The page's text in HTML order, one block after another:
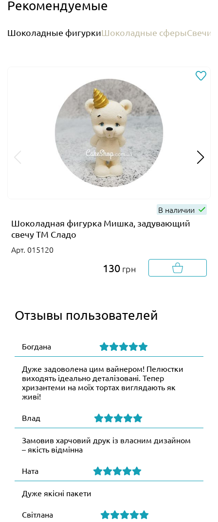
Рекомендуемые
Шоколадные фигуркиШоколадные сферыСвечи
В наличии
Шоколадная фигурка Мишка, задувающий
свечу ТМ Сладо
Арт. 015120
130 грн
Отзывы пользователей
Богдана
Дуже задоволена цим вайнером! Пелюстки
виходять ідеально деталізовані. Тепер
хризантеми на моїх тортах виглядають як
живі!
Влад
Замовив харчовий друк із власним дизайном
– якість відмінна
Ната
Дуже якісні пакети
Світлана